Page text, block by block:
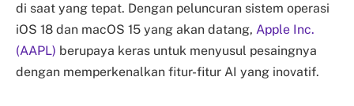
di saat yang tepat. Dengan peluncuran sistem operasi
iOS 18 dan macOS 15 yang akan datang, Apple Inc.
(AAPL) berupaya keras untuk menyusul pesaingnya
dengan memperkenalkan fitur-fitur AI yang inovatif.